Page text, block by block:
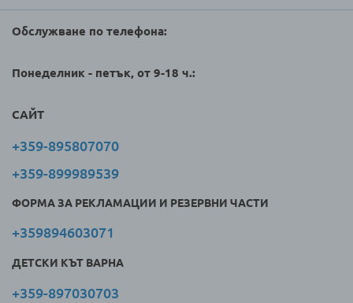
Обслужване по телефона:
Понеделник - петък, от 9-18 ч.:
САЙТ
+359-895807070
+359-899989539
ФОРМА ЗА РЕКЛАМАЦИИ И РЕЗЕРВНИ ЧАСТИ
+359894603071
ДЕТСКИ КЪТ ВАРНА
+359-897030703